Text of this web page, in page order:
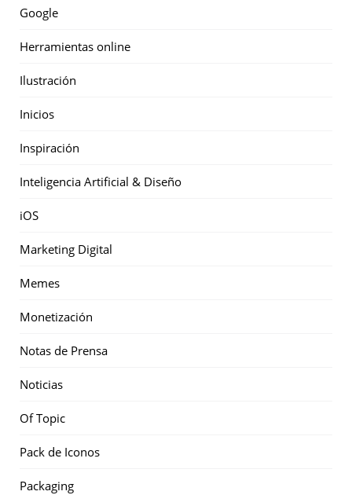
Google
Herramientas online
Ilustración
Inicios
Inspiración
Inteligencia Artificial & Diseño
iOS
Marketing Digital
Memes
Monetización
Notas de Prensa
Noticias
Of Topic
Pack de Iconos
Packaging